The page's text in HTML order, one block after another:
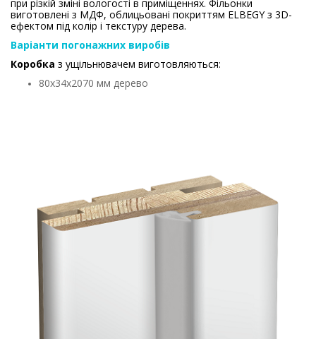
при різкій зміні вологості в приміщеннях. Фільонки
виготовлені з МДФ, облицьовані покриттям ELBEGY з 3D-
ефектом під колір і текстуру дерева.
Варіанти погонажних виробів
Коробка з ущільнювачем виготовляються:
80х34х2070 мм дерево